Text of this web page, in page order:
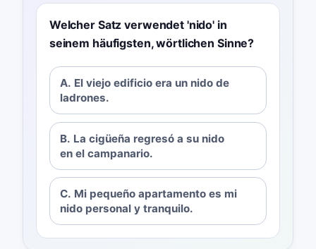
Welcher Satz verwendet 'nido' in
seinem häufigsten, wörtlichen Sinne?
A. El viejo edificio era un nido de
ladrones.
B. La cigüeña regresó a su nido
en el campanario.
C. Mi pequeño apartamento es mi
nido personal y tranquilo.